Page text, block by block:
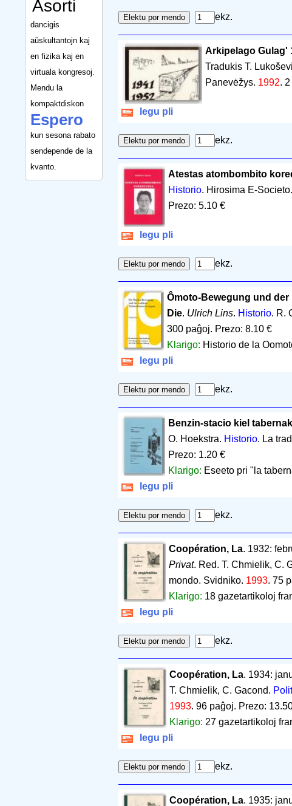
Asorti
dancigis
aŭskultantojn kaj
en fizika kaj en
virtuala kongresoj.
Mendu la
kompaktdiskon
Espero
kun sesona rabato
sendepende de la
kvanto.
ekz.
Arkipelago Gulag'
Tradukis T.
Panevėžys. 1992.
legu pli
ekz.
Atestas atombombito
Historio. Hirosima E-
Prezo: 5.10 €
legu pli
ekz.
Ômoto-Bewegung und
Die. Ulrich Lins. Historio. R.
300 paĝoj. Prezo: 8.10 €
Klarigo: Historio de la
legu pli
ekz.
Benzin-stacio kiel
O. Hoekstra. Historio. La
Prezo: 1.20 €
Klarigo: Eseeto pri "la
legu pli
ekz.
Coopération, La. 1932:
Privat. Red. T. Chmielik, C.
mondo. Svidniko. 1993. 75
Klarigo: 18 gazetartikoloj
legu pli
ekz.
Coopération, La. 1934:
T. Chmielik, C. Gacond.
1993. 96 paĝoj. Prezo:
Klarigo: 27 gazetartikoloj
legu pli
ekz.
Coopération, La. 1935: